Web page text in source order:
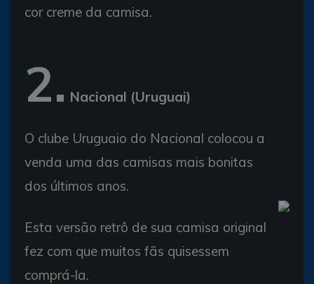
cor creme da camisa.
2. Nacional (Uruguai)
O clube Uruguaio do Nacional colocou a
venda uma das camisas mais bonitas
dos últimos anos.
Esta versão retrô de sua camisa original
fez com que muitos fãs quisessem
comprá-la.